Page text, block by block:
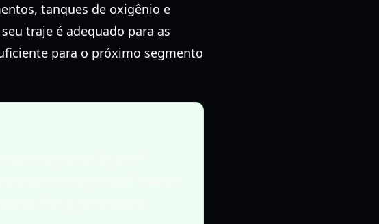
tanques de oxigênio e
traje é adequado para as
para o próximo segmento